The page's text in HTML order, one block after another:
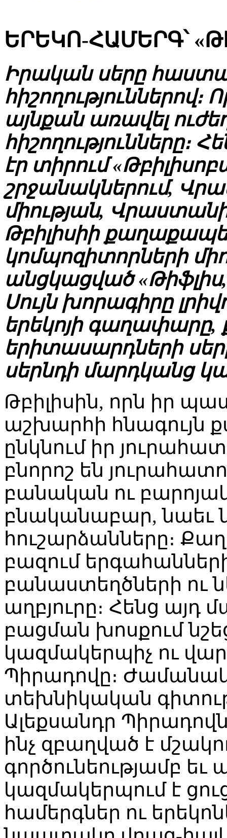
ԵՐԵԿՈ-ՀԱՄԵՐԳ՝
Իրական սերը
հիշողություններով։
այնքան առավել
հիշողությունները։
էր տիրում
շրջանակներում,
միության, Վրաստանի
Թբիլիսիի
կոմպոզիտորների
անցկացված «Թիֆլիս,
Սույն խորագիրը
երեկոյի
երիտասարդների
սերնդի մարդկանց
Թբիլիսին, որն իր
աշխարհի հնագույն
ընկնում իր
բնորոշ են
բանական ու
բնականաբար, նաեւ
հուշարձանները։
բազում
բանաստեղծների ու
աղբյուրը։ Հենց այդ
բացման խոսքում
կազմակերպիչ ու
Պիրադովը։
տեխնիկական
Ալեքսանդր
ինչ զբաղված է
գործունեությամբ
կազմակերպում է
համերգներ ու